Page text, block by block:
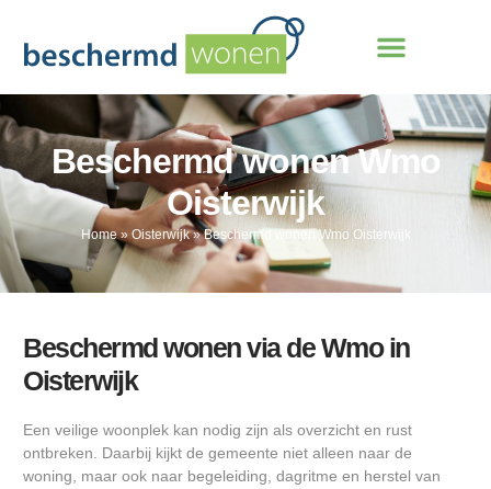
Beschermd wonen Wmo
Oisterwijk
Home» Oisterwijk»Beschermd wonen Wmo Oisterwijk
Beschermd wonen via de Wmo in
Oisterwijk
Een veilige woonplek kan nodig zijn als overzicht en rust
ontbreken. Daarbij kijkt de gemeente niet alleen naar de
woning, maar ook naar begeleiding, dagritme en herstel van